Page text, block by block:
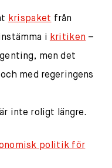
krispaket från
i kritiken –
men det
med regeringens
inte roligt längre.
politik för